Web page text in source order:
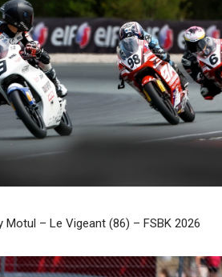
Motul – Le Vigeant (86) – FSBK 2026